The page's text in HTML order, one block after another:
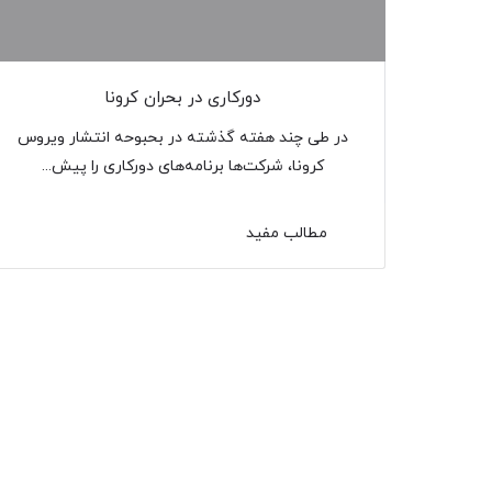
دورکاری در بحران کرونا
در طی چند هفته گذشته در بحبوحه انتشار ویروس
کرونا، شرکت‌ها برنامه‌های دورکاری را پیش…
مطالب مفید